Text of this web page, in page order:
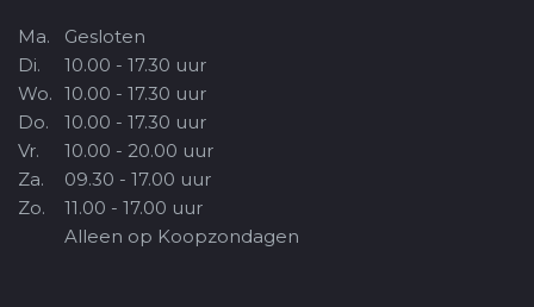
Ma.
Di.
Wo.
Do.
Vr.
Za.
Zo.
Gesloten
10.00 - 17.30 uur
10.00 - 17.30 uur
10.00 - 17.30 uur
10.00 - 20.00 uur
09.30 - 17.00 uur
11.00 - 17.00 uur
Alleen op Koopzondagen